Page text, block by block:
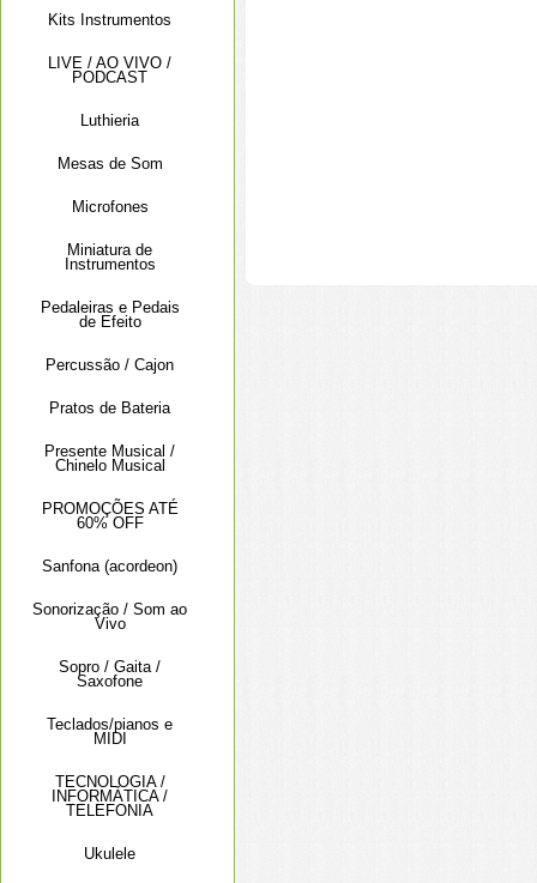
Kits Instrumentos
LIVE / AO VIVO /
PODCAST
Luthieria
Mesas de Som
Microfones
Miniatura de
Instrumentos
Pedaleiras e Pedais
de Efeito
Percussão / Cajon
Pratos de Bateria
Presente Musical /
Chinelo Musical
PROMOÇÕES ATÉ
60% OFF
Sanfona (acordeon)
Sonorização / Som ao
Vivo
Sopro / Gaita /
Saxofone
Teclados/pianos e
MIDI
TECNOLOGIA /
INFORMÁTICA /
TELEFONIA
Ukulele